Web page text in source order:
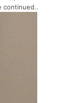
continued..